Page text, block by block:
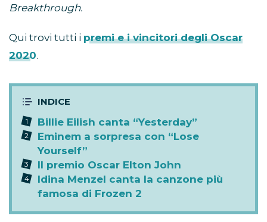
Breakthrough.
Qui trovi tutti i premi e i vincitori degli Oscar
2020.
Billie Eilish canta “Yesterday”
Eminem a sorpresa con “Lose
Yourself”
Il premio Oscar Elton John
Idina Menzel canta la canzone più
famosa di Frozen 2